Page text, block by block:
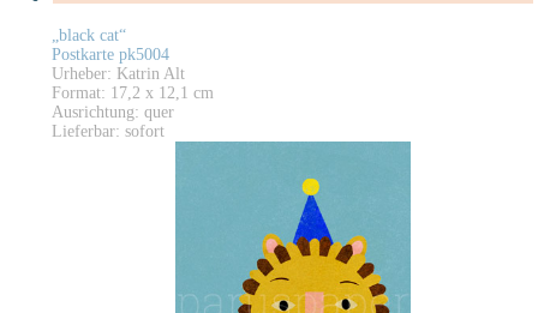
„black cat“
Postkarte pk5004
Urheber: Katrin Alt
Format: 17,2 x 12,1 cm
Ausrichtung: quer
Lieferbar: sofort